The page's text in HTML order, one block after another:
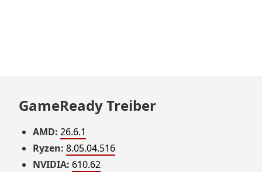
GameReady Treiber
AMD: 26.6.1
Ryzen: 8.05.04.516
NVIDIA: 610.62